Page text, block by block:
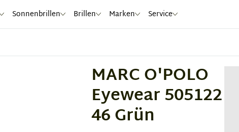
Sonnenbrillen Brillen Marken Service
MARC O'POLO
Eyewear 505122
46 Grün